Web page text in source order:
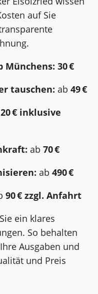
auf Sie
Münchens: 30 €
tauschen: ab 49 €
€ inklusive
ab 70 €
ab 490 €
90 € zzgl. Anfahrt
ein klares
So behalten
Ausgaben und
und Preis